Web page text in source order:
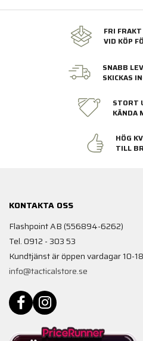
FRI
VID KÖP
SNABB
SKICKAS
STORT
KÄNDA
HÖG
TILL
KONTAKTA OSS
Flashpoint AB (556894-6262)
Tel. 0912 - 303 53
Kundtjänst är öppen vardagar 10-18
info@tacticalstore.se